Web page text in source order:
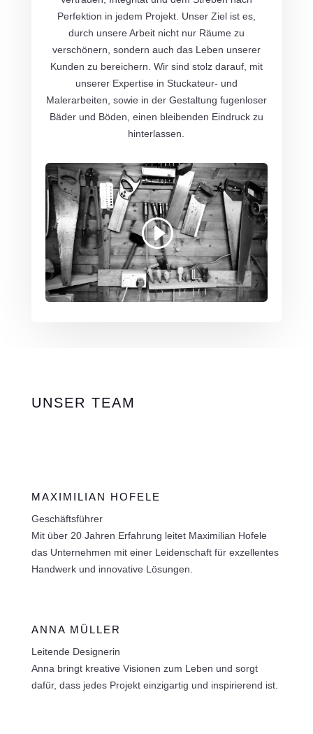
Perfektion in jedem Projekt. Unser Ziel ist es,
durch unsere Arbeit nicht nur Räume zu
verschönern, sondern auch das Leben unserer
Kunden zu bereichern. Wir sind stolz darauf, mit
unserer Expertise in Stuckateur- und
Malerarbeiten, sowie in der Gestaltung fugenloser
Bäder und Böden, einen bleibenden Eindruck zu
hinterlassen.
Mit dem Laden des Videos akzeptieren Sie
die Datenschutzerklärung von YouTube.
Mehr erfahren
Video laden
YouTube immer entsperren
UNSER TEAM
MAXIMILIAN HOFELE
Geschäftsführer
Mit über 20 Jahren Erfahrung leitet Maximilian Hofele
das Unternehmen mit einer Leidenschaft für exzellentes
Handwerk und innovative Lösungen.
ANNA MÜLLER
Leitende Designerin
Anna bringt kreative Visionen zum Leben und sorgt
dafür, dass jedes Projekt einzigartig und inspirierend ist.